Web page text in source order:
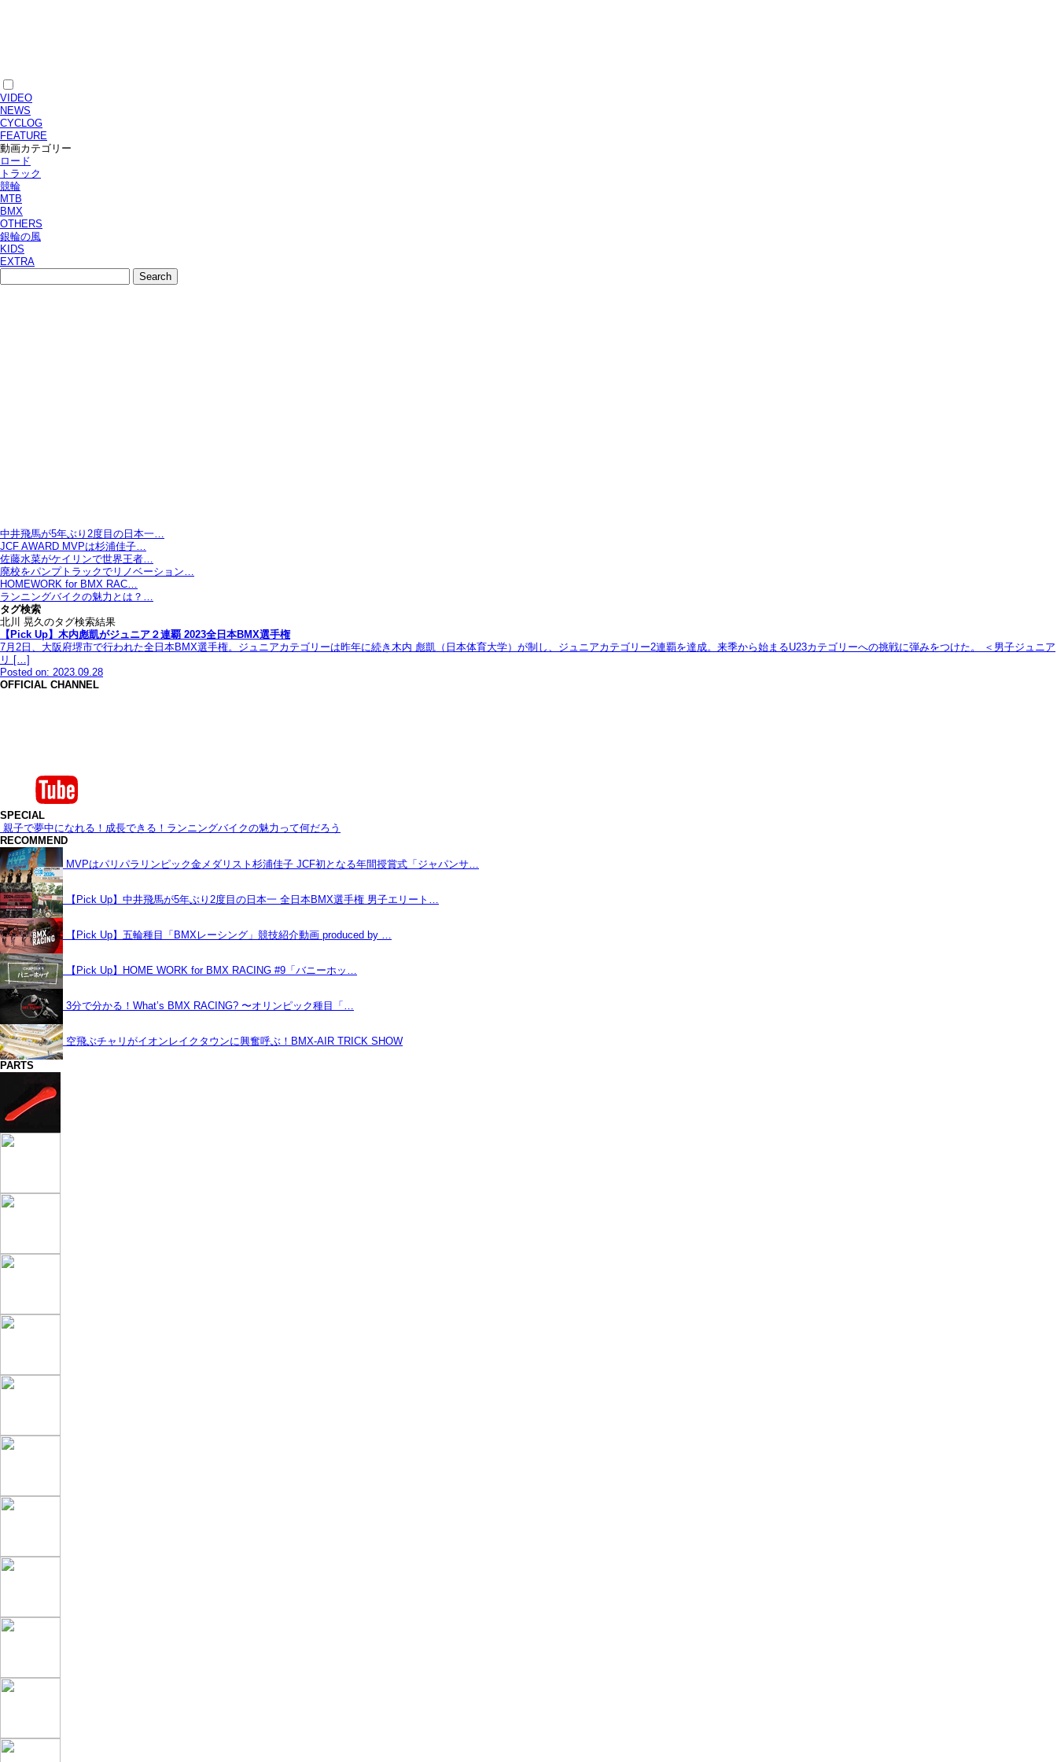
VIDEO
NEWS
CYCLOG
FEATURE
動画カテゴリー
ロード
トラック
競輪
MTB
BMX
OTHERS
銀輪の風
KIDS
EXTRA
中井飛馬が5年ぶり2度目の日本一…
JCF AWARD MVPは杉浦佳子…
佐藤水菜がケイリンで世界王者…
廃校をパンプトラックでリノベーション…
HOMEWORK for BMX RAC…
ランニングバイクの魅力とは？…
タグ検索
北川 晃久のタグ検索結果
【Pick Up】木内彪凱がジュニア２連覇 2023全日本BMX選手権
7月2日、大阪府堺市で行われた全日本BMX選手権。ジュニアカテゴリーは昨年に続き木内 彪凱（日本体育大学）が制し、ジュニアカテゴリー2連覇を達成。来季から始まるU23カテゴリーへの挑戦に弾みをつけた。 ＜男子ジュニア
リ […]
Posted on: 2023.09.28
OFFICIAL CHANNEL
SPECIAL
親子で夢中になれる！成長できる！ランニングバイクの魅力って何だろう
RECOMMEND
MVPはパリパラリンピック金メダリスト杉浦佳子 JCF初となる年間授賞式「ジャパンサ…
【Pick Up】中井飛馬が5年ぶり2度目の日本一 全日本BMX選手権 男子エリート…
【Pick Up】五輪種目「BMXレーシング」競技紹介動画 produced by …
【Pick Up】HOME WORK for BMX RACING #9「バニーホッ…
3分で分かる！What’s BMX RACING? 〜オリンピック種目「…
空飛ぶチャリがイオンレイクタウンに興奮呼ぶ！BMX-AIR TRICK SHOW
PARTS